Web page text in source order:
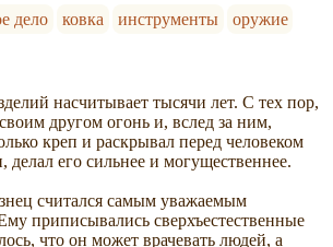
дело ковка инструменты оружие
насчитывает тысячи лет. С тех пор,
другом огонь и, вслед за ним,
креп и раскрывал перед человеком
его сильнее и могущественнее.
считался самым уважаемым
приписывались сверхъестественные
что он может врачевать людей, а